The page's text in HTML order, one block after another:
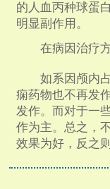
的人血丙种球蛋
明显副作用。
在病因治疗
如系因颅内占
痫药物也不再发
发作。而对于一
作为主。总之，
效果为好，反之